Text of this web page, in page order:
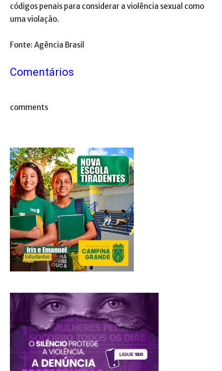
códigos penais para considerar a violência sexual como
uma violação.
Fonte: Agência Brasil
Comentários
comments